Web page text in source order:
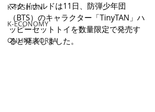
K-FASHION
K-ECONOMY
ONLINE-KOREA
マクドナルドは11日、防弾少年団
（BTS）のキャラクター「TinyTAN」ハ
ッピーセットトイを数量限定で発売す
ると発表しました。